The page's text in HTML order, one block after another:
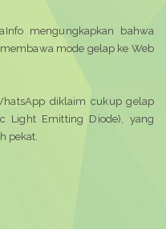
mengungkapkan bahwa
mode gelap ke Web
diklaim cukup gelap
Light Emitting Diode), yang
pekat.